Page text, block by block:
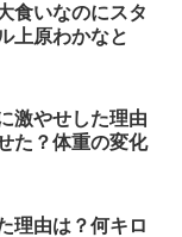
食いなのにスタ
上原わかなと
激やせした理由
た？体重の変化
理由は？何キロ